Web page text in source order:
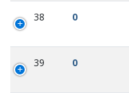
38 0
39 0